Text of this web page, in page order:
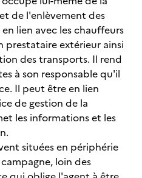
de l'enlèvement des
lien avec les chauffeurs
prestataire extérieur ainsi
des transports. Il rend
à son responsable qu'il
Il peut être en lien
de gestion de la
les informations et les
situées en périphérie
loin des